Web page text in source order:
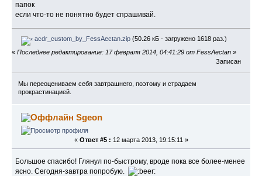
папок
если что-то не понятно будет спрашивай.
acdr_custom_by_FessAectan.zip(50.26 кБ - загружено 1618 раз.)
« Последнее редактирование: 17 февраля 2014, 04:41:29 от FessAectan »
Записан
Мы переоцениваем себя завтрашнего, поэтому и страдаем
прокрастинацией.
Sgeon
« Ответ #5 : 12 марта 2013, 19:15:11 »
Большое спасибо! Глянул по-быстрому, вроде пока все более-менее
ясно. Сегодня-завтра попробую.